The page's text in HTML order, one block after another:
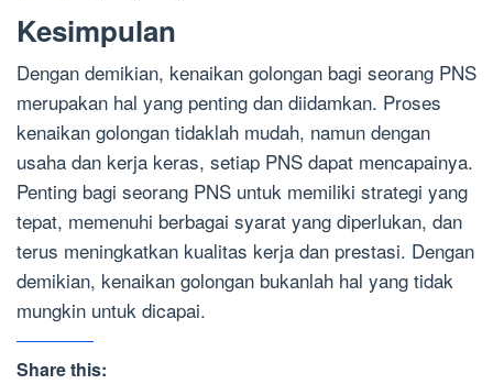
Kesimpulan
Dengan demikian, kenaikan golongan bagi seorang PNS
merupakan hal yang penting dan diidamkan. Proses
kenaikan golongan tidaklah mudah, namun dengan
usaha dan kerja keras, setiap PNS dapat mencapainya.
Penting bagi seorang PNS untuk memiliki strategi yang
tepat, memenuhi berbagai syarat yang diperlukan, dan
terus meningkatkan kualitas kerja dan prestasi. Dengan
demikian, kenaikan golongan bukanlah hal yang tidak
mungkin untuk dicapai.
Share this: